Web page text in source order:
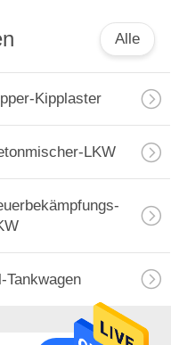
Alle
Kipplaster
LKW
Tankwagen